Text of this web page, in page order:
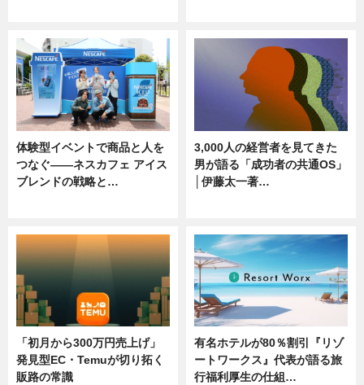
体験型イベントで商品と人を
つなぐ――ネスカフェ アイス
ブレンドの戦略と…
3,000人の経営者を見てきた
男が語る「成功者の共通OS」
│伊藤太一著…
「初月から300万円売上げ」
発見型EC・Temuが切り拓く
販路の常識
有名ホテルが80％割引『リゾ
ートワークス』代表が語る旅
行福利厚生の仕組…